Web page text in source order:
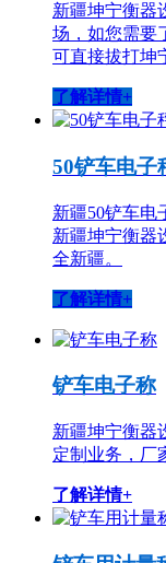
新疆坤宁衡器
场，如您需要
可直接拔打坤
了解详情+
50铲车电子
新疆50铲车电
新疆坤宁衡器
全新疆。
了解详情+
铲车电子称
新疆坤宁衡器
定制业务，厂
了解详情+